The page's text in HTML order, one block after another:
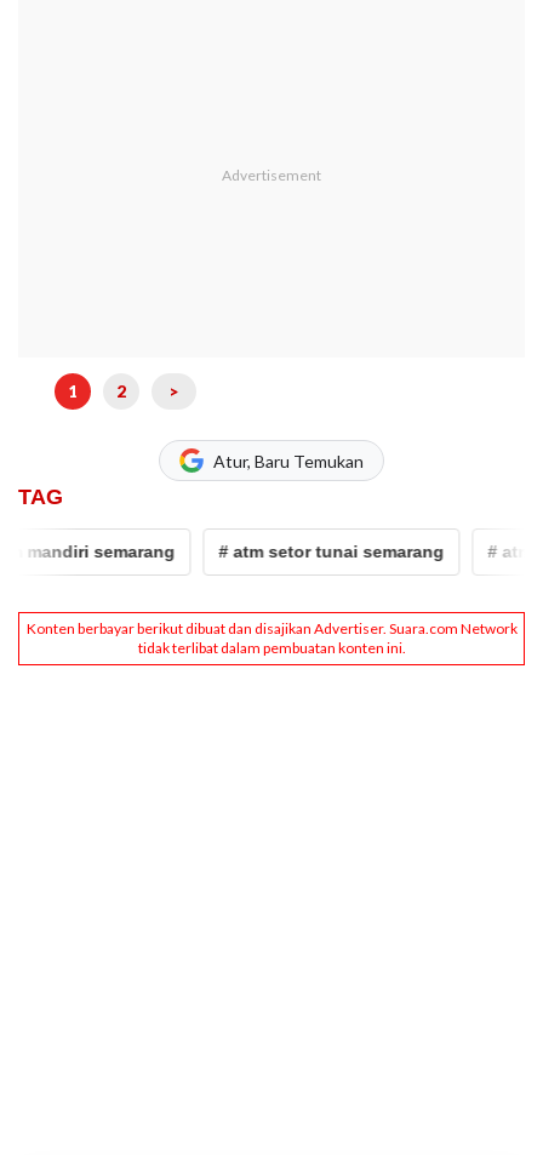
1 2 >
Atur, Baru Temukan
TAG
semarang # atm setor tunai semarang # atm